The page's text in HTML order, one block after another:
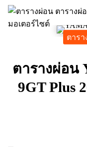
Skip
Search
ตารา
ตารางผ่อน
9GT Plus